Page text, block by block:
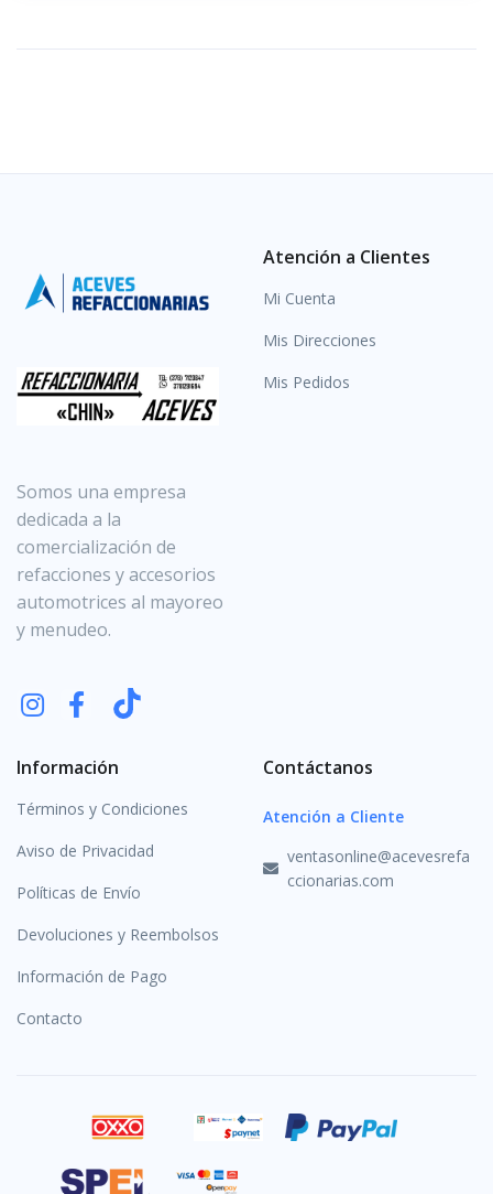
Somos una empresa
dedicada a la
comercialización de
refacciones y accesorios
automotrices al mayoreo
y menudeo.
Atención a Clientes
Mi Cuenta
Mis Direcciones
Mis Pedidos
Información
Términos y Condiciones
Aviso de Privacidad
Políticas de Envío
Devoluciones y Reembolsos
Información de Pago
Contacto
Contáctanos
Atención a Cliente
ventasonline@acevesrefa
ccionarias.com